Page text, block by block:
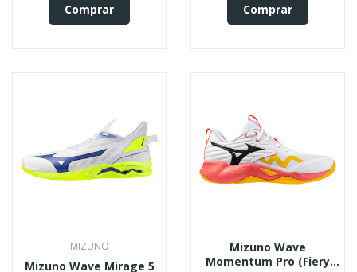
Comprar Comprar
MIZUNO
Mizuno Wave Mirage 5
Mizuno Wave
Momentum Pro (fiery